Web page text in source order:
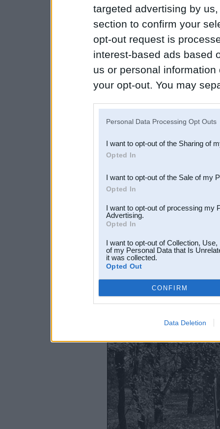
targeted advertising by
section to confirm your
opt-out request is
interest-based ads based
us or personal
your opt-out. You may
Downstream Participants
third parties.
Personal Data Processing Opt Outs
I want to opt-out of the Sharing of
Opted In
I want to opt-out of the Sale of my
Opted In
I want to opt-out of processing my
Advertising.
Opted In
I want to opt-out of Collection,
of my Personal Data that Is
it was collected.
Opted Out
CONFIRM
Data Deletion
Pastilot jau nenāk par
Bergmanis nav Juris